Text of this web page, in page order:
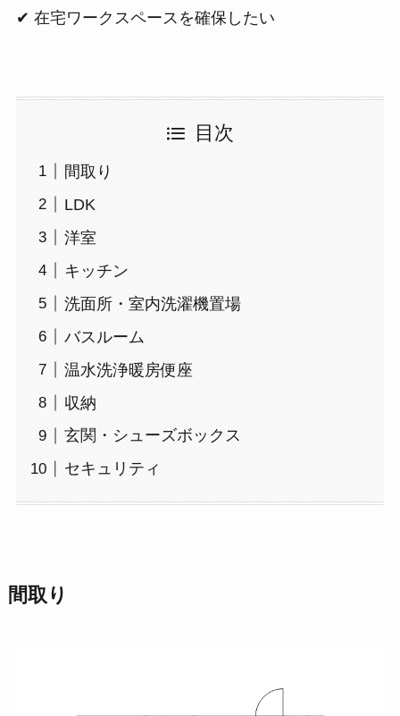
✔ 在宅ワークスペースを確保したい
目次
間取り
LDK
洋室
キッチン
洗面所・室内洗濯機置場
バスルーム
温水洗浄暖房便座
収納
玄関・シューズボックス
セキュリティ
間取り